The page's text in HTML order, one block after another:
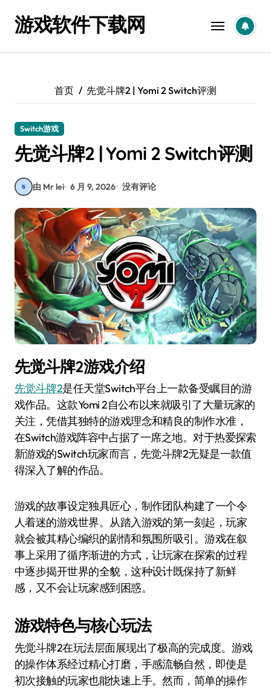
游戏软件下载网
首页 先觉斗牌2 | Yomi 2 Switch评测
Switch游戏
先觉斗牌2 | Yomi 2 Switch评测
由 Mr lei 6 月 9, 2026 没有评论
先觉斗牌2游戏介绍
先觉斗牌2是任天堂Switch平台上一款备受瞩目的游
戏作品。这款Yomi 2自公布以来就吸引了大量玩家的
关注，凭借其独特的游戏理念和精良的制作水准，
在Switch游戏阵容中占据了一席之地。对于热爱探索
新游戏的Switch玩家而言，先觉斗牌2无疑是一款值
得深入了解的作品。
游戏的故事设定独具匠心，制作团队构建了一个令
人着迷的游戏世界。从踏入游戏的第一刻起，玩家
就会被其精心编织的剧情和氛围所吸引。游戏在叙
事上采用了循序渐进的方式，让玩家在探索的过程
中逐步揭开世界的全貌，这种设计既保持了新鲜
感，又不会让玩家感到困惑。
游戏特色与核心玩法
先觉斗牌2在玩法层面展现出了极高的完成度。游戏
的操作体系经过精心打磨，手感流畅自然，即使是
初次接触的玩家也能快速上手。然而，简单的操作